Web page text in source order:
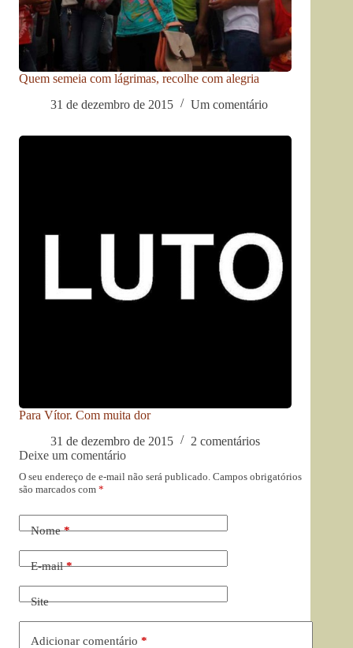
Quem semeia com lágrimas, recolhe com alegria
31 de dezembro de 2015
Um comentário
Para Vítor. Com muita dor
31 de dezembro de 2015
2 comentários
Deixe um comentário
O seu endereço de e-mail não será publicado. Campos obrigatórios
são marcados com *
Nome*
E-mail*
Site
Adicionar comentário *